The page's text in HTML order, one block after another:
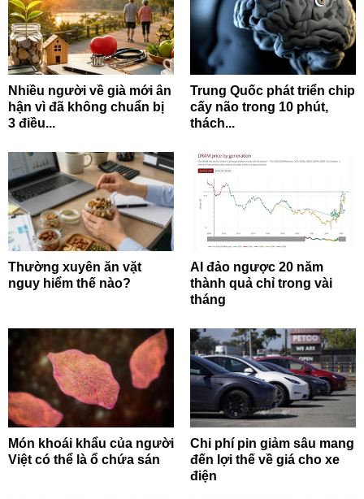
Nhiều người về già mới ân
hận vì đã không chuẩn bị
3 điều...
Trung Quốc phát triển chip
cấy não trong 10 phút,
thách...
Thường xuyên ăn vặt
nguy hiểm thế nào?
AI đảo ngược 20 năm
thành quả chỉ trong vài
tháng
Món khoái khẩu của người
Việt có thể là ổ chứa sán
Chi phí pin giảm sâu mang
đến lợi thế về giá cho xe
điện